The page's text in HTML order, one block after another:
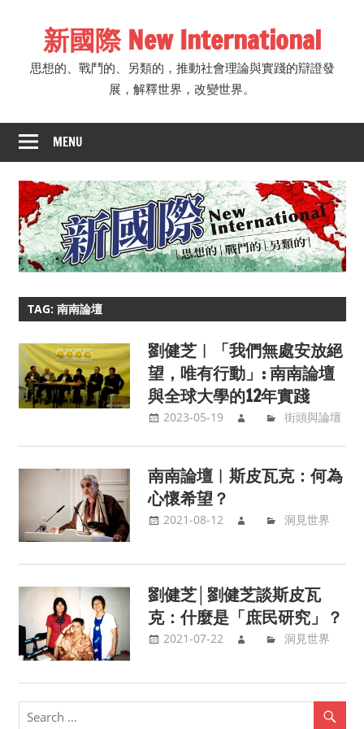
新國際 New International
思想的、戰鬥的、另類的，推動社會理論與實踐的辯證發
展，解釋世界，改變世界。
MENU
TAG: 南南論壇
劉健芝︱「我們無處安放絕
望，唯有行動」: 南南論壇
與全球大學的12年實踐
2023-05-19 街頭與論壇
南南論壇︱斯皮瓦克：何為
心懷希望？
2021-08-12 洞見世界
劉健芝│劉健芝談斯皮瓦
克：什麼是「庶民研究」？
2021-07-22 洞見世界